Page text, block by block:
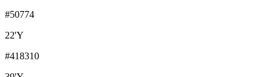
#50774
22'Y
#418310